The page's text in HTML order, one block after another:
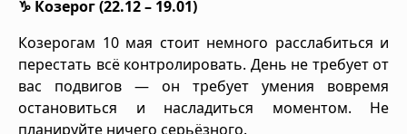
♑ Козерог (22.12 – 19.01)
Козерогам 10 мая стоит немного расслабиться и
перестать всё контролировать. День не требует от
вас подвигов — он требует умения вовремя
остановиться и насладиться моментом. Не
планируйте ничего серьёзного.